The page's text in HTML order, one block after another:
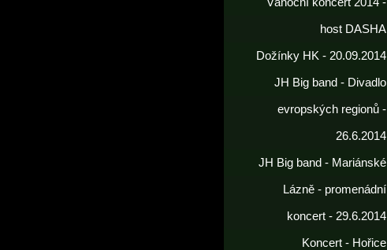
host DASHA
Dožínky HK - 20.09.2014
JH Big band - Divadlo
evropských regionů -
26.6.2014
JH Big band - Mariánské
Lázně - promenádní
koncert - 29.6.2014
Koncert - Hořice